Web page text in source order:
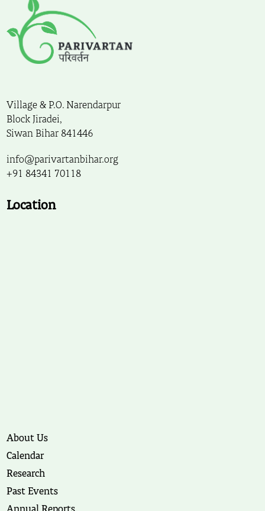
Village & P.O. Narendarpur
Block Jiradei,
Siwan Bihar 841446
info@parivartanbihar.org
+91 84341 70118
Location
About Us
Calendar
Research
Past Events